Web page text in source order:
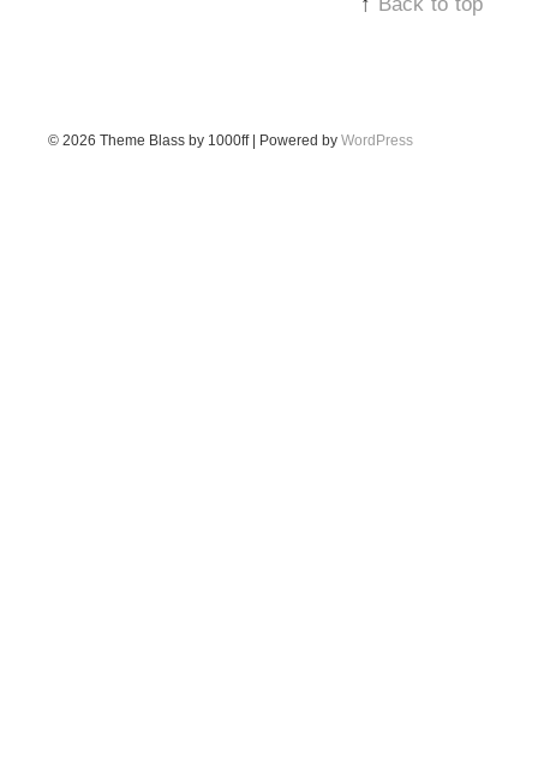
© 2026 Theme Blass by 1000ff | Powered by WordPress